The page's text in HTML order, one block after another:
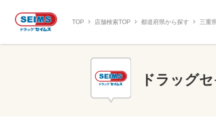
TOP 店舗検索TOP 都道府県から探す 三重
ドラッグ